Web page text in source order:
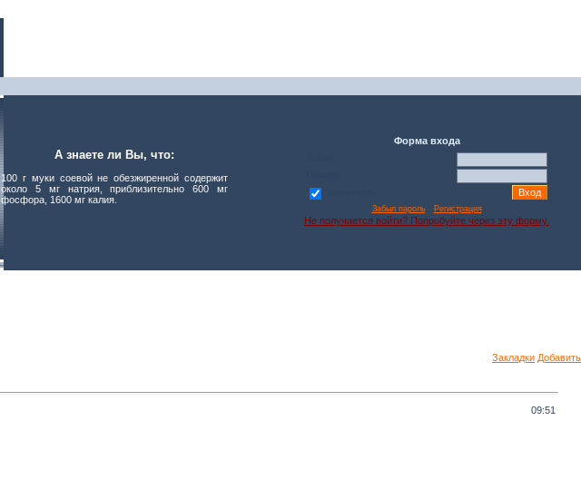
А знаете ли Вы, что:
100 г муки соевой не обезжиренной содержит
около 5 мг натрия, приблизительно 600 мг
фосфора, 1600 мг калия.
Форма входа
Забыл пароль· Регистрация
Не получается войти? Попробуйте через эту форму.
Закладки Добавить
09:51